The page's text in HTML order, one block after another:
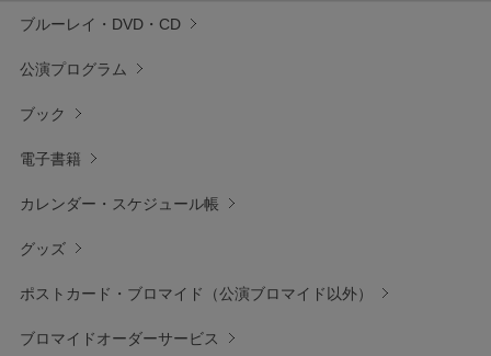
ブルーレイ・DVD・CD
公演プログラム
ブック
電子書籍
カレンダー・スケジュール帳
グッズ
ポストカード・ブロマイド（公演ブロマイド以外）
ブロマイドオーダーサービス